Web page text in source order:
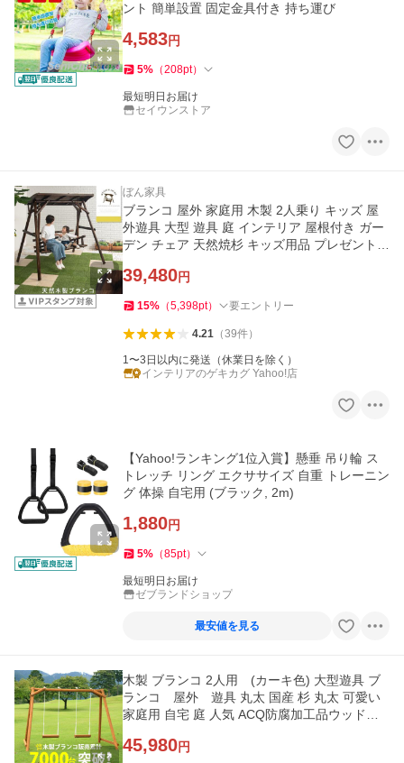
ント 簡単設置 固定金具付き 持ち運び
4,583円
5% （208pt）
最短明日お届け
セイウンストア
ぼん家具
ブランコ 屋外 家庭用 木製 2人乗り キッズ 屋
外遊具 大型 遊具 庭 インテリア 屋根付き ガー
デン チェア 天然焼杉 キッズ用品 プレゼント
39,480円
15% （5,398pt） 要エントリー
4.21（39件）
1〜3日以内に発送（休業日を除く）
インテリアのゲキカグ Yahoo!店
【Yahoo!ランキング1位入賞】懸垂 吊り輪 ス
トレッチ リング エクササイズ 自重 トレーニン
グ 体操 自宅用 (ブラック, 2m)
1,880円
5% （85pt）
最短明日お届け
ゼブランドショップ
最安値を見る
木製 ブランコ 2人用 (カーキ色) 大型遊具 ブ
ランコ 屋外 遊具 丸太 国産 杉 丸太 可愛い
家庭用 自宅 庭 人気 ACQ防腐加工品ウッドウ
45,980円